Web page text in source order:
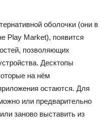
оболочки (они в
Play Market), появится
позволяющих
Десктопы
на нём
остаются. Для
или предварительно
заново выставить из